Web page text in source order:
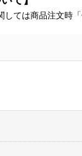
ては商品注文時